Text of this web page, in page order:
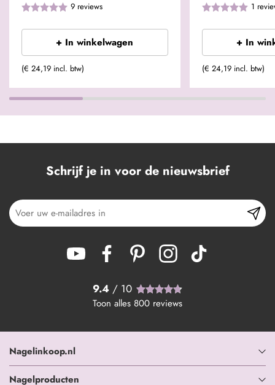
9 reviews
+ In winkelwagen
(€ 24,19 incl. btw)
1
+ In
(€ 24,19 incl. btw)
Schrijf je in voor de nieuwsbrief
9.4 / 10
Toon alles 800 reviews
Nagelinkoop.nl
Nagelproducten